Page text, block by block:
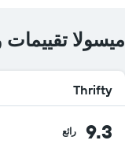
ميسولا تقييمات
Thrifty
9.3 رائع